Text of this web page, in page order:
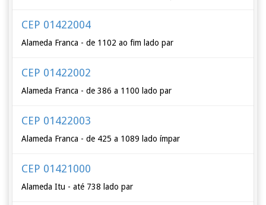
CEP 01422004
Alameda Franca - de 1102 ao fim lado par
CEP 01422002
Alameda Franca - de 386 a 1100 lado par
CEP 01422003
Alameda Franca - de 425 a 1089 lado ímpar
CEP 01421000
Alameda Itu - até 738 lado par